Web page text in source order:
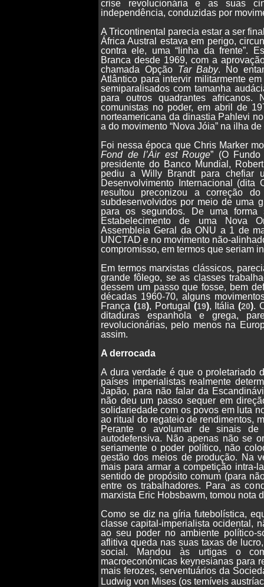
crise revolucionária e as suas
independência, conduzidas por
A Tricontinental parecia estar a ser
África Austral estava em perigo,
contra ele, uma “linha da frente”.
Branca desde 1969, com a
chamada Opção Tar Baby. No
Atlântico para intervir militarmente
semiparalisados com tamanha
para outros quadrantes
comunistas no poder, em abril de
norteamericana da dinastia Pahlevi
a do movimento “Nova Jóia” na ilha
Foi nessa época que Chris Marker
Fond de l’Air est Rouge” (O
presidente do Banco Mundial,
pediu a Willy Brandt para chefiar
Desenvolvimento Internacional
resultou preconizou a correção
subdesenvolvidos por meio de uma
para os segundos. De uma
Estabelecimento de uma Nova
Assembleia Geral da ONU a 1 de
UNCTAD e no movimento não-
compromisso, em termos que seriam
Em termos marxistas clássicos,
grande fôlego, se as classes
dessem um passo que fosse, bem
décadas 1960-70, alguns
França (18), Portugal (19), Itália(20).
ditaduras espanhola e grega,
revolucionárias, pelo menos na
assim.
A derrocada
A dura verdade é que o proletariado
países imperialistas realmente
Japão, para não falar da
não deu um passo sequer em
solidariedade com os povos em luta
ao ritual do regateio de rendimentos,
Perante o avolumar de sinais
autodefensiva. Não apenas não se
seriamente o poder político, não
gestão dos meios de produção. Na
mais para armar a competição intra-
sentido de propósito comum (para
entre os trabalhadores. Para as
marxista Eric Hobsbawm, tomou nota
Como se diz na gíria futebolística,
classe capital-imperialista ocidental,
ao seu poder no ambiente político-
aflitiva queda nas suas taxas de
social. Mandou às urtigas o
macroeconómicas keynesianas para
mais ferozes, serventuários da
Ludwig von Mises (os temíveis